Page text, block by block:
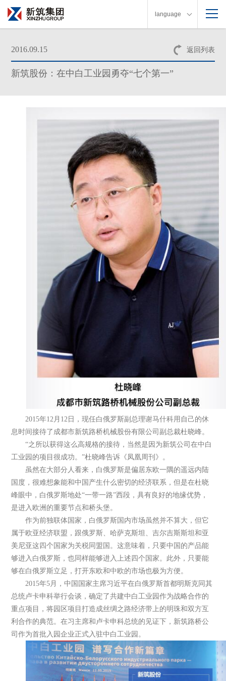
language
返回列表
2016.09.15
新筑股份：在中白工业园勇夺“七个第一”
2015年12月12日，现任白俄罗斯副总理谢马什科用自己的休
息时间接待了成都市新筑路桥机械股份有限公司副总裁杜晓峰。
“之所以获得这么高规格的接待，当然是因为新筑公司在中白
工业园的项目很成功。”杜晓峰告诉《凤凰周刊》。
虽然在大部分人看来，白俄罗斯是偏居东欧一隅的遥远内陆
国度，很难想象能和中国产生什么密切的经济联系，但是在杜晓
峰眼中，白俄罗斯地处“一带一路”西段，具有良好的地缘优势，
是进入欧洲的重要节点和桥头堡。
作为前独联体国家，白俄罗斯国内市场虽然并不算大，但它
属于欧亚经济联盟，跟俄罗斯、哈萨克斯坦、吉尔吉斯斯坦和亚
美尼亚这四个国家为关税同盟国。这意味着，只要中国的产品能
够进入白俄罗斯，也同样能够进入上述四个国家。此外，只要能
够在白俄罗斯立足，打开东欧和中欧的市场也极为方便。
2015年5月，中国国家主席习近平在白俄罗斯首都明斯克同其
总统卢卡申科举行会谈，确定了共建中白工业园作为战略合作的
重点项目，将园区项目打造成丝绸之路经济带上的明珠和双方互
利合作的典范。在习主席和卢卡申科总统的见证下，新筑路桥公
司作为首批入园企业正式入驻中白工业园。